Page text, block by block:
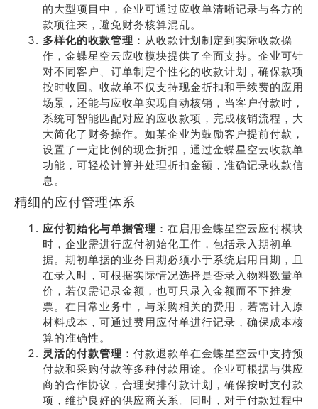
的大型项目中，企业可通过应收单清晰记录与各方的
款项往来，避免财务核算混乱。
多样化的收款管理 ：从收款计划制定到实际收款操
作，金蝶星空云应收模块提供了全面支持。企业可针
对不同客户、订单制定个性化的收款计划，确保款项
按时收回。收款单不仅支持现金折扣和手续费的应用
场景，还能与应收单实现自动核销，当客户付款时，
系统可智能匹配对应的应收款项，完成核销流程，大
大简化了财务操作。如某企业为鼓励客户提前付款，
设置了一定比例的现金折扣，通过金蝶星空云收款单
功能，可轻松计算并处理折扣金额，准确记录收款信
息。
精细的应付管理体系
应付初始化与单据管理 ：在启用金蝶星空云应付模块
时，企业需进行应付初始化工作，包括录入期初单
据。期初单据的业务日期必须小于系统启用日期，且
在录入时，可根据实际情况选择是否录入物料数量单
价，若仅需记录金额，也可只录入金额而不下推发
票。在日常业务中，与采购相关的费用，若需计入原
材料成本，可通过费用应付单进行记录，确保成本核
算的准确性。
灵活的付款管理 ：付款退款单在金蝶星空云中支持预
付款和采购付款等多种付款用途。企业可根据与供应
商的合作协议，合理安排付款计划，确保按时支付款
项，维护良好的供应商关系。同时，对于付款过程中